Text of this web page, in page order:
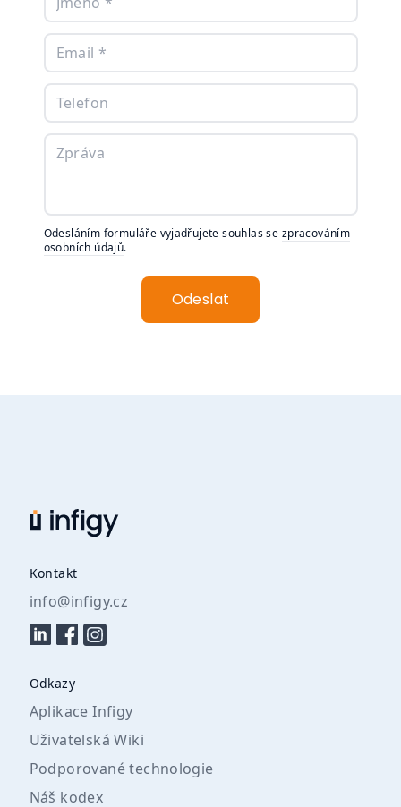
Odesláním formuláře vyjadřujete souhlas se zpracováním
osobních údajů.
Odeslat
Kontakt
info@infigy.cz
Odkazy
Aplikace Infigy
Uživatelská Wiki
Podporované technologie
Náš kodex